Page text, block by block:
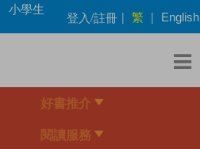
小學生
登入/註冊 | 繁 | English
好書推介
閱讀服務